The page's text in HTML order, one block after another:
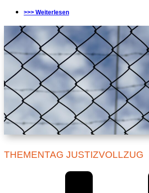
>>> Weiterlesen
THEMENTAG JUSTIZVOLLZUG